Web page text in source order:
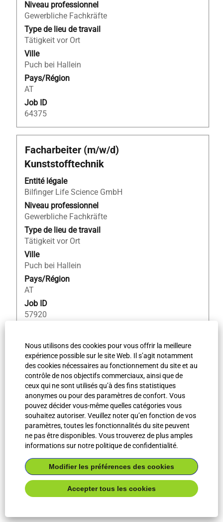
Nous utilisons des cookies pour vous offrir la meilleure
expérience possible sur le site Web. Il s’agit notamment
des cookies nécessaires au fonctionnement du site et au
contrôle de nos objectifs commerciaux, ainsi que de
ceux qui ne sont utilisés qu’à des fins statistiques
anonymes ou pour des paramètres de confort. Vous
pouvez décider vous-même quelles catégories vous
souhaitez autoriser. Veuillez noter qu’en fonction de vos
paramètres, toutes les fonctionnalités du site peuvent
ne pas être disponibles. Vous trouverez de plus amples
informations sur notre politique de confidentialité.
Modifier les préférences des cookies
Accepter tous les cookies
Niveau professionnel
Gewerbliche Fachkräfte
Type de lieu de travail
Tätigkeit vor Ort
Ville
Puch bei Hallein
Pays/Région
AT
Job ID
64375
d’espacement
pour
afficher
tout
le
contenu
des
informations
d’emploi.
Titre
Facharbeiter (m/w/d)
Kunststofftechnik
Entité légale
Bilfinger Life Science GmbH
Niveau professionnel
Gewerbliche Fachkräfte
Type de lieu de travail
Tätigkeit vor Ort
Ville
Puch bei Hallein
Pays/Région
AT
Job ID
57920
Sélectionnez
avec
la
barre
d’espacement
pour
afficher
tout
le
contenu
des
informations
d’emploi.
Titre
Fachkraft (m/w/d) für Lager & Logistik
Entité légale
Bilfinger Life Science GmbH
Niveau professionnel
Gewerbliche Fachkräfte
Type de lieu de travail
Tätigkeit vor Ort
Ville
Pays/Région
AT
Job ID
Sélectionnez
avec
la
barre
d’espacement
pour
afficher
tout
le
contenu
des
informations
d’emploi.